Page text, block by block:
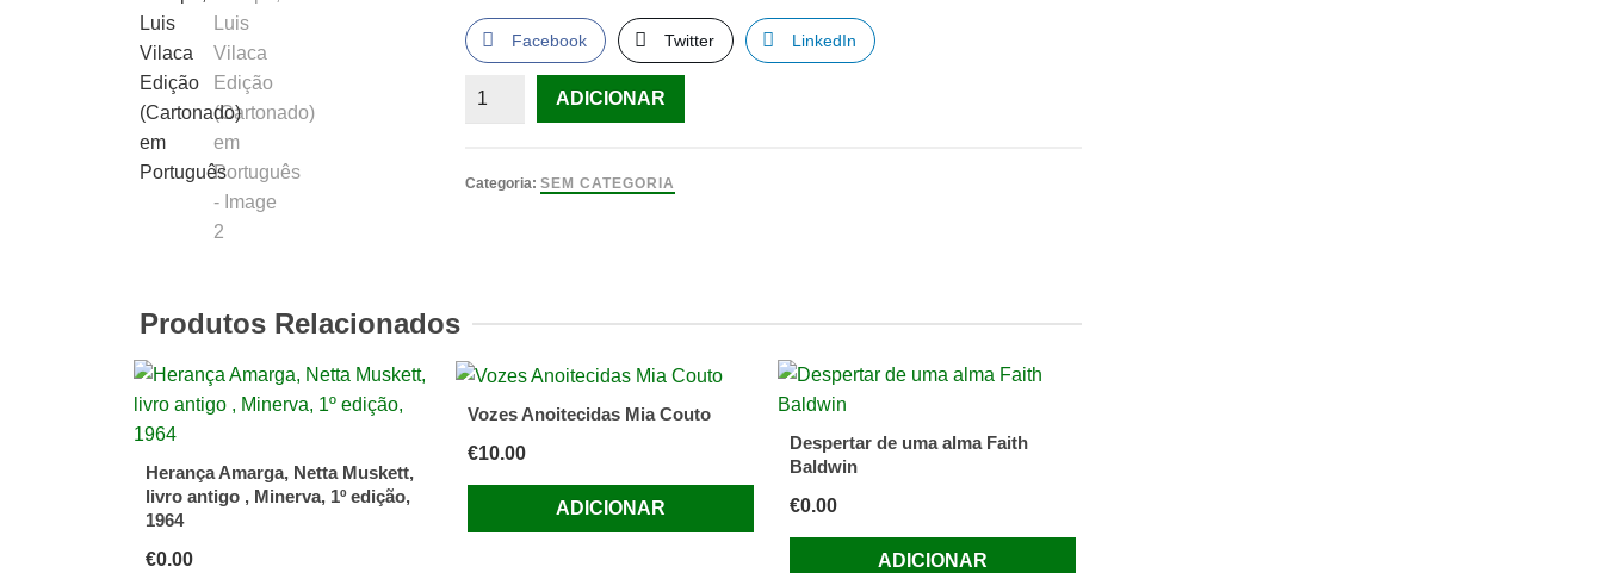
Facebook Twitter LinkedIn
Quantidade
o
da
Europa,
Luis
Vilaca
Edição
Português
ADICIONAR
Categoria:SEM CATEGORIA
Produtos Relacionados
Herança Amarga, Netta Muskett,
livro antigo , Minerva, 1º edição,
1964
€0.00
Vozes Anoitecidas Mia Couto
€10.00
ADICIONAR
Despertar de uma alma Faith
Baldwin
€0.00
ADICIONAR